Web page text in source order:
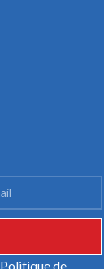
Politique de